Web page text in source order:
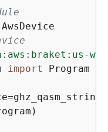
import Program